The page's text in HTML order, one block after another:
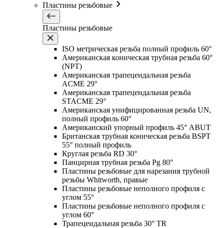
Пластины резьбовые
Пластины резьбовые
ISO метрическая резьба полный профиль 60°
Американская коническая трубная резьба 60°
(NPT)
Американская трапецеидальная резьба
ACME 29°
Американская трапецеидальная резьба
STACME 29°
Американская унифицированная резьба UN,
полный профиль 60°
Американский упорный профиль 45° ABUT
Британская трубная коническая резьба BSPT
55° полный профиль
Круглая резьба RD 30°
Панцирная трубная резьба Pg 80°
Пластины резьбовые для нарезания трубной
резьбы Whitworth, правые
Пластины резьбовые неполного профиля с
углом 55°
Пластины резьбовые неполного профиля с
углом 60°
Трапецеидальная резьба 30° TR